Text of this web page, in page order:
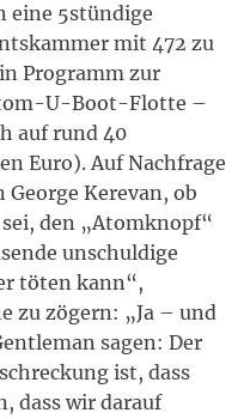
eine 5stündige
mit 472 zu
Programm zur
U-Boot-Flotte –
auf rund 40
Euro). Auf Nachfrage
Kerevan, ob
den „Atomknopf“
unschuldige
töten kann“,
zu zögern: „Ja – und
sagen: Der
ist, dass
dass wir darauf